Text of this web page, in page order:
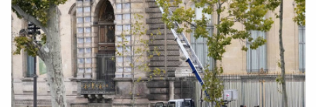
南院與院本部都有一年兩次的安全演練，有成熟的避難計
畫。但蕭宗煌也坦言，故宮現有場域已是全台保存文物最適
合之處，因此無論是防竊或防災計畫中，都沒有任何要把文
物移到他處避難的想法，必須就地掩護為上策，不過「國立
故宮博物院災害緊急應變作業要點」中，無論是6小時、24
小時、7天、14天、30天不同程度的應變措施故宮都已經做
用1輛附有雲梯與貨運升降機的被竊卡車，直接攀上博物館
阿波羅長廊（Apollo Gallery）的窗戶，展開不到7分鐘的
快閃式行動。2名成員打破未上鎖的窗戶與2個展示櫃，搶走
8件珍寶後，搭乘由另外2人駕駛的摩托車離開現場。被竊的
珠寶包括拿破崙一世（Napoleon I）贈與其第2任妻子瑪麗
路易絲（Marie Louise）的祖母綠鑽石項鍊，以及1頂鑲有